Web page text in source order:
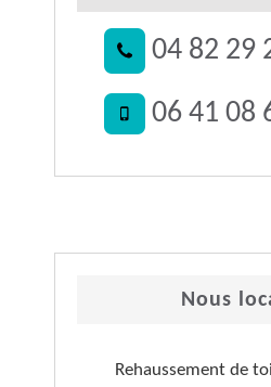
04 82 29
06 41 08
Nous
Rehaussement de